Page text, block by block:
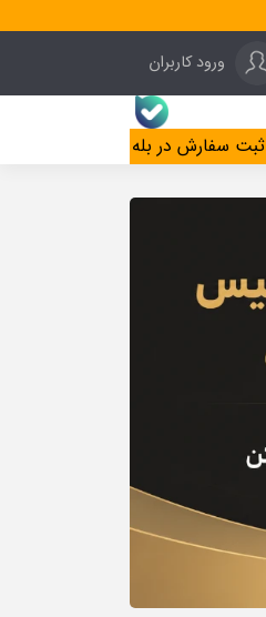
ورود کاربران
ثبت سفارش در بله